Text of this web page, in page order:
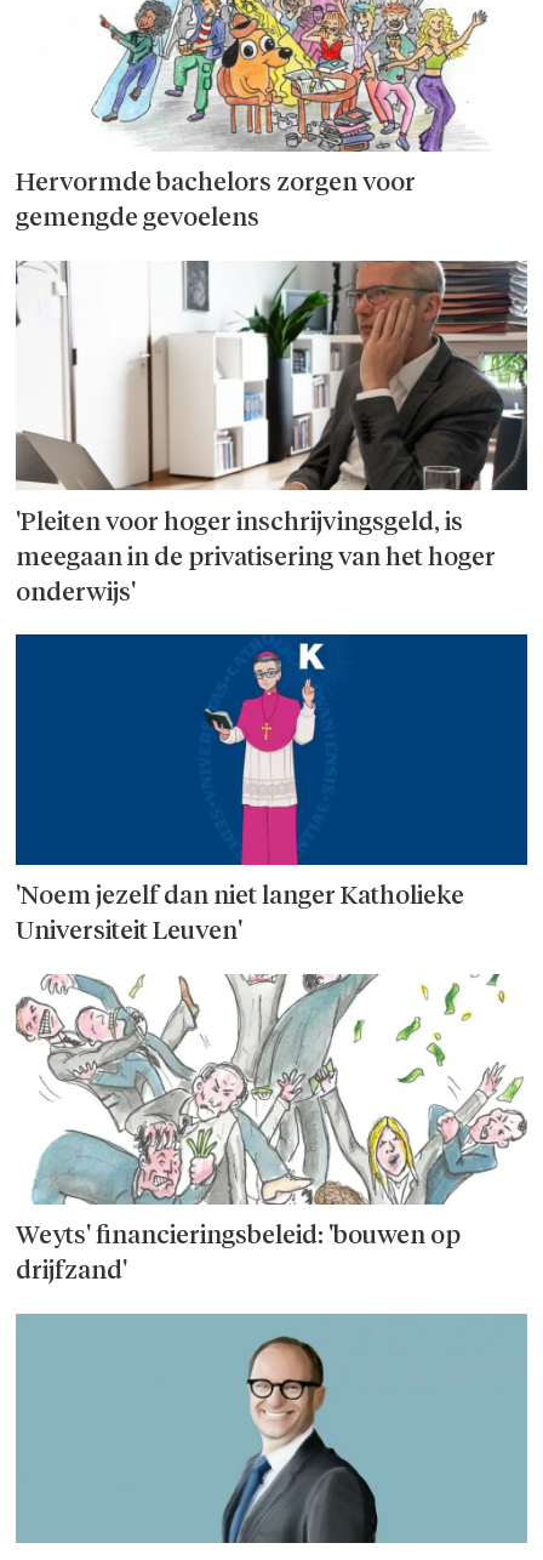
Hervormde bachelors zorgen voor
gemengde gevoelens
'Pleiten voor hoger inschrijvingsgeld, is
meegaan in de privatisering van het hoger
onderwijs'
'Noem jezelf dan niet langer Katholieke
Universiteit Leuven'
Weyts' financieringsbeleid: 'bouwen op
drijfzand'